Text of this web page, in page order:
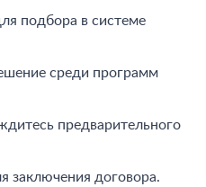
подбора в системе
среди программ
предварительного
заключения договора.